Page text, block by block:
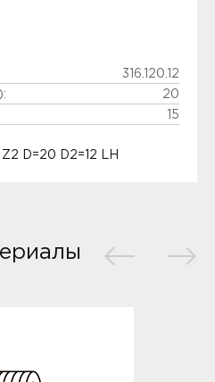
316.120.12
20
15
D=20 D2=12 LH